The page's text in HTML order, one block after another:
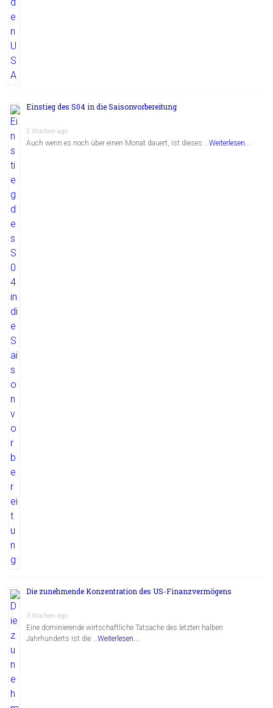
Einstieg des S04 in die Saisonvorbereitung
2 Wochen ago
Auch wenn es noch über einen Monat dauert, ist dieses …Weiterlesen...
Die zunehmende Konzentration des US-Finanzvermögens
3 Wochen ago
Eine dominierende wirtschaftliche Tatsache des letzten halben
Jahrhunderts ist die …Weiterlesen...